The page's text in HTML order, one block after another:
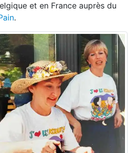
et en France auprès du
.